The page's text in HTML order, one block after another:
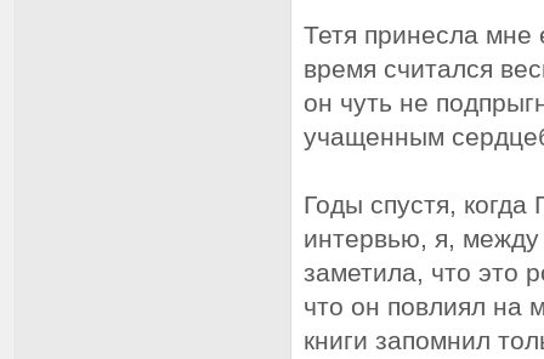
Тетя принесла
время считался
он чуть не
учащенным
Годы спустя,
интервью, я,
заметила, что это
что он повлиял на
книги запомнил